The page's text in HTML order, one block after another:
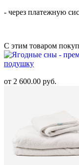
- через платежную
С этим товаром
подушку
от 2 600.00 руб.